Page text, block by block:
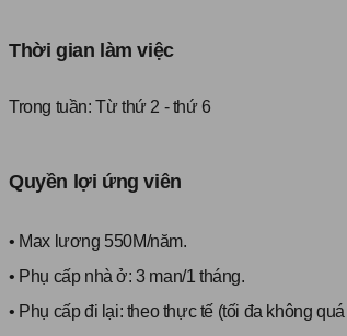
Thời gian làm việc
Trong tuần:Từ thứ 2 - thứ 6
Quyền lợi ứng viên
• Max lương 550M/năm.
• Phụ cấp nhà ở: 3 man/1 tháng.
• Phụ cấp đi lại: theo thực tế (tối đa không